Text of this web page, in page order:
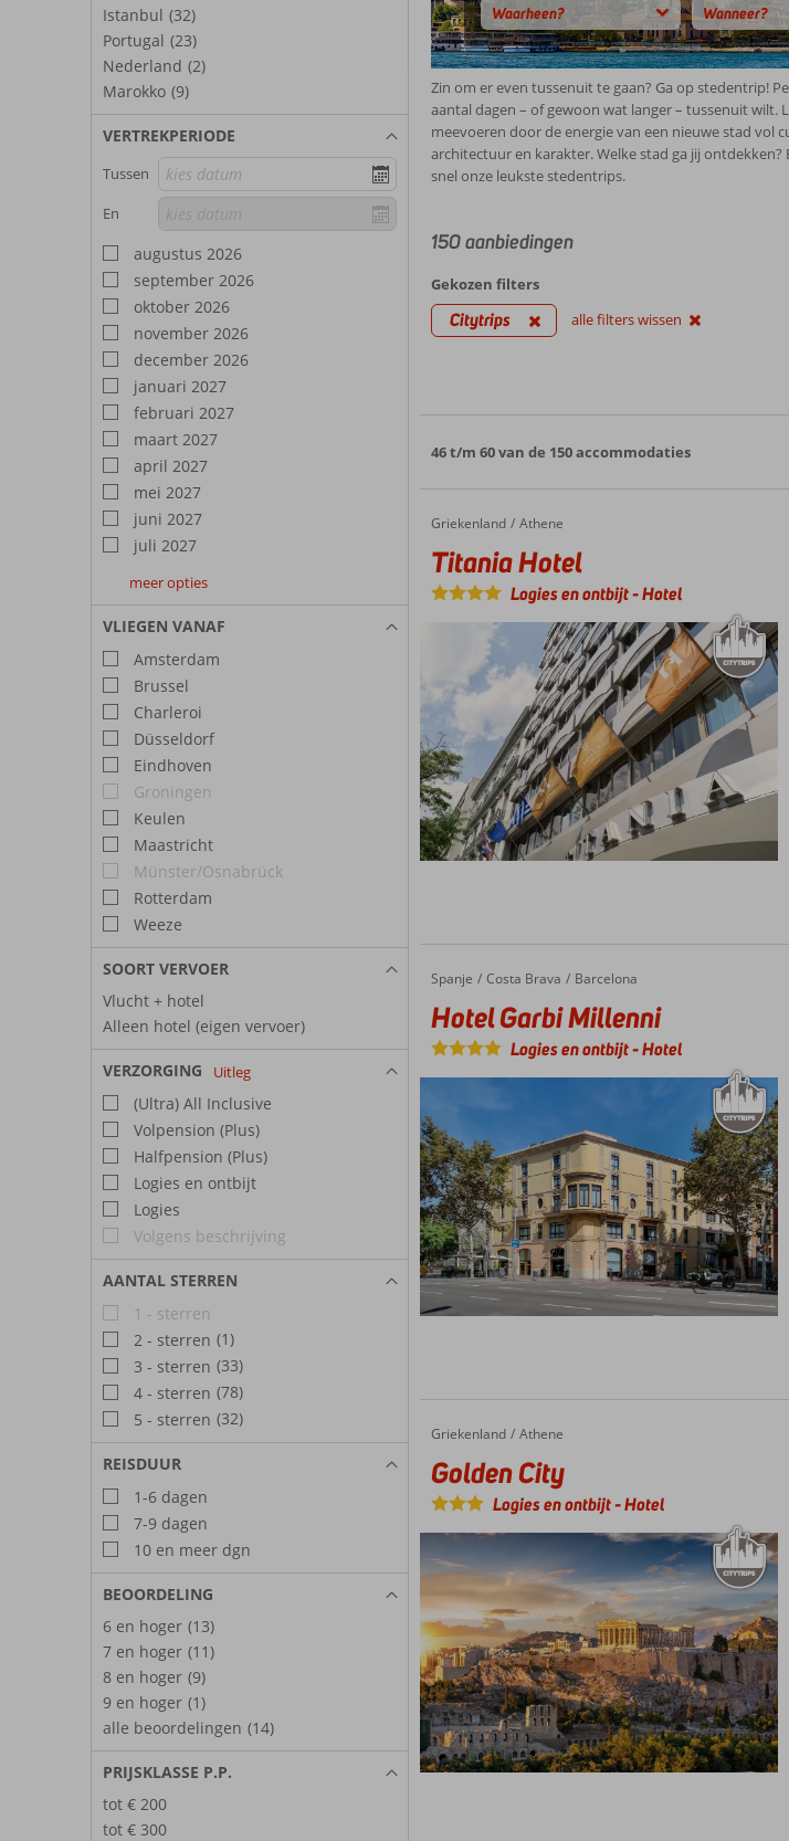
Istanbul (32)
Portugal (23)
Nederland (2)
Marokko (9)
VERTREKPERIODE
Tussen
En
augustus 2026
september 2026
oktober 2026
november 2026
december 2026
januari 2027
februari 2027
maart 2027
april 2027
mei 2027
juni 2027
juli 2027
augustus
2027
september
2027
oktober
2027
meer opties
VLIEGEN VANAF
Amsterdam
Brussel
Charleroi
Düsseldorf
Eindhoven
Groningen
Keulen
Maastricht
Münster/Osnabrück
Rotterdam
Weeze
SOORT VERVOER
Vlucht + hotel
Alleen hotel (eigen vervoer)
VERZORGING Uitleg
(Ultra) All Inclusive
Volpension (Plus)
Halfpension (Plus)
Logies en ontbijt
Logies
Volgens beschrijving
AANTAL STERREN
1 - sterren
2 - sterren (1)
3 - sterren (33)
4 - sterren (78)
5 - sterren (32)
REISDUUR
1-6 dagen
7-9 dagen
10 en meer dgn
BEOORDELING
6 en hoger (13)
7 en hoger (11)
8 en hoger (9)
9 en hoger (1)
alle beoordelingen (14)
PRIJSKLASSE P.P.
tot € 200
tot € 300
Zin om er even tussenuit te gaan? Ga op stedentrip!
aantal dagen – of gewoon wat langer – tussenuit wilt.
meevoeren door de energie van een nieuwe stad vol
architectuur en karakter. Welke stad ga jij ontdekken?
snel onze leukste stedentrips.
150 aanbiedingen
Gekozen filters
Citytrips alle filters wissen
46 t/m 60 van de 150 accommodaties
Home
Griekenland Athene
Titania Hotel
Titania Hotel
Logies en ontbijt-Hotel
Home
Spanje Costa Brava Barcelona
Hotel Garbi Millenni
Hotel Garbi Millenni
Logies en ontbijt-Hotel
Home
Griekenland Athene
Golden City
Golden City
Logies en ontbijt-Hotel